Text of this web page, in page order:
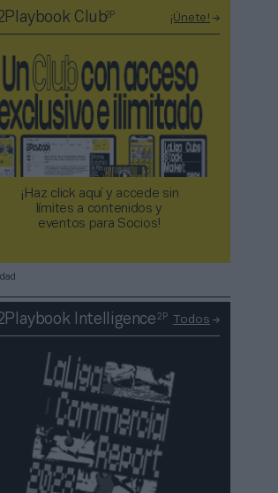
Club2P ¡Únete!
¡Haz click aquí y accede sin
límites a contenidos y
eventos para Socios!​​​​​​​
Intelligence2P Todos